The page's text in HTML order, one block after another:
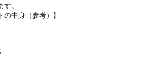
す。
の中身（参考）】